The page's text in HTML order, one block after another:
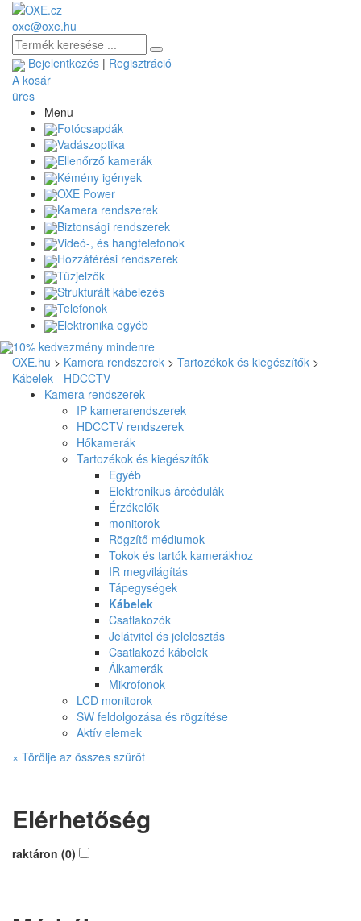
oxe@oxe.hu
Bejelentkezés | Regisztráció
A kosár
üres
Menu
Fotócsapdák
Vadászoptika
Ellenőrző kamerák
Kémény igények
OXE Power
Kamera rendszerek
Biztonsági rendszerek
Videó-, és hangtelefonok
Hozzáférési rendszerek
Tűzjelzők
Strukturált kábelezés
Telefonok
Elektronika egyéb
OXE.hu > Kamera rendszerek > Tartozékok és kiegészítők >
Kábelek - HDCCTV
Kamera rendszerek
IP kamerarendszerek
HDCCTV rendszerek
Hőkamerák
Tartozékok és kiegészítők
Egyéb
Elektronikus árcédulák
Érzékelők
monitorok
Rögzítő médiumok
Tokok és tartók kamerákhoz
IR megvilágítás
Tápegységek
Kábelek
Csatlakozók
Jelátvitel és jelelosztás
Csatlakozó kábelek
Álkamerák
Mikrofonok
LCD monitorok
SW feldolgozása és rögzítése
Aktív elemek
× Törölje az összes szűrőt
Elérhetőség
raktáron (0)